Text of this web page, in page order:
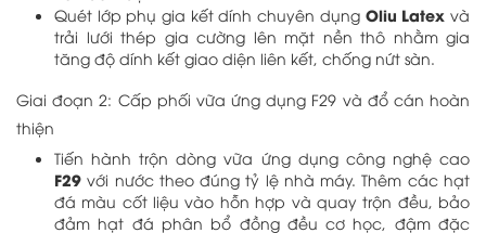
Quét lớp phụ gia kết dính chuyên dụng Oliu Latex và
trải lưới thép gia cường lên mặt nền thô nhằm gia
tăng độ dính kết giao diện liên kết, chống nứt sàn.
Giai đoạn 2: Cấp phối vữa ứng dụng F29 và đổ cán hoàn
thiện
Tiến hành trộn dòng vữa ứng dụng công nghệ cao
F29 với nước theo đúng tỷ lệ nhà máy. Thêm các hạt
đá màu cốt liệu vào hỗn hợp và quay trộn đều, bảo
đảm hạt đá phân bổ đồng đều cơ học, đậm đặc